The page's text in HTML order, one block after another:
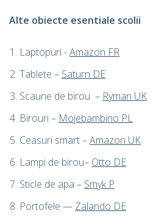
Alte obiecte esentiale scolii
Laptopuri -Amazon FR
Tablete – Saturn DE
Scaune de birou – Ryman UK
Birouri – Mojebambino PL
Ceasuri smart –Amazon UK
Lampi de birou– Otto DE
Sticle de apa – Smyk P
Portofele — Zalando DE